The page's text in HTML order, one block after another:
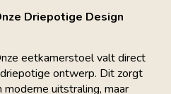
Driepotige Design
eetkamerstoel valt direct
ontwerp. Dit zorgt
uitstraling, maar